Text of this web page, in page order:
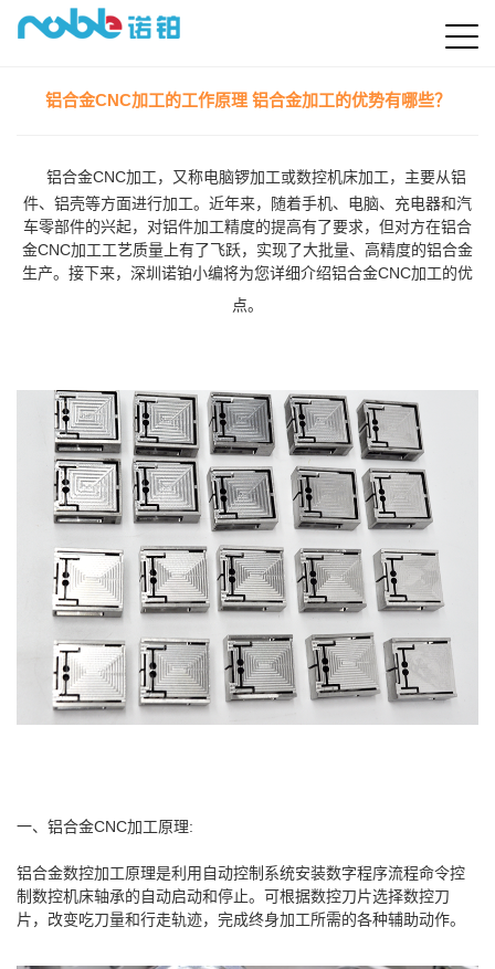
铝合金CNC加工的工作原理 铝合金加工的优势有哪些？
铝合金CNC加工，又称电脑锣加工或数控机床加工，主要从铝
件、铝壳等方面进行加工。近年来，随着手机、电脑、充电器和汽
车零部件的兴起，对铝件加工精度的提高有了要求，但对方在铝合
金CNC加工工艺质量上有了飞跃，实现了大批量、高精度的铝合金
生产。接下来，深圳诺铂小编将为您详细介绍铝合金CNC加工的优
点。
一、铝合金CNC加工原理:
铝合金数控加工原理是利用自动控制系统安装数字程序流程命令控
制数控机床轴承的自动启动和停止。可根据数控刀片选择数控刀
片，改变吃刀量和行走轨迹，完成终身加工所需的各种辅助动作。